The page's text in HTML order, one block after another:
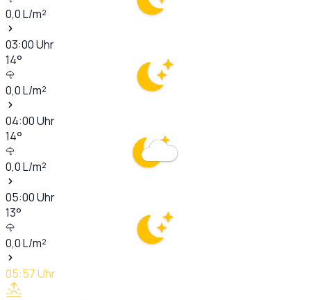
0,0L/m²
03:00Uhr
14°
0,0L/m²
04:00Uhr
14°
0,0L/m²
05:00Uhr
13°
0,0L/m²
05:57Uhr